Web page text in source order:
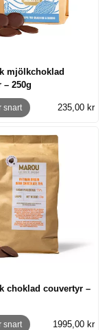
mjölkchoklad
– 250g
snart 235,00 kr
choklad couvertyr –
snart 1995,00 kr